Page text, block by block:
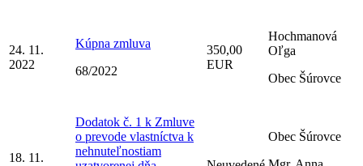
24. 11.
2022
Kúpna zmluva
68/2022
350,00
EUR
Hochmanová
Oľga
Obec Šúrovce
18. 11.
Dodatok č. 1 k Zmluve
o prevode vlastníctva k
nehnuteľnostiam
Obec Šúrovce